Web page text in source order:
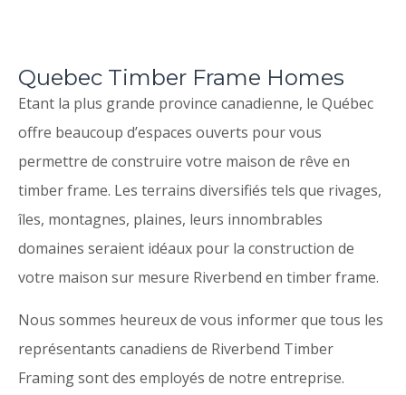
Quebec Timber Frame Homes
Etant la plus grande province canadienne, le Québec
offre beaucoup d’espaces ouverts pour vous
permettre de construire votre maison de rêve en
timber frame. Les terrains diversifiés tels que rivages,
îles, montagnes, plaines, leurs innombrables
domaines seraient idéaux pour la construction de
votre maison sur mesure Riverbend en timber frame.
Nous sommes heureux de vous informer que tous les
représentants canadiens de Riverbend Timber
Framing sont des employés de notre entreprise.